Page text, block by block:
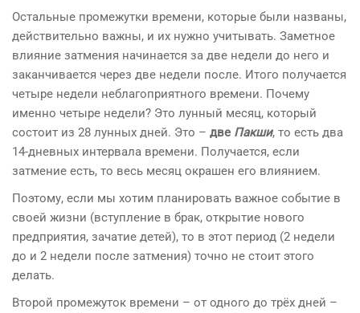
Остальные промежутки времени, которые были названы,
действительно важны, и их нужно учитывать. Заметное
влияние затмения начинается за две недели до него и
заканчивается через две недели после. Итого получается
четыре недели неблагоприятного времени. Почему
именно четыре недели? Это лунный месяц, который
состоит из 28 лунных дней. Это – две Пакши, то есть два
14-дневных интервала времени. Получается, если
затмение есть, то весь месяц окрашен его влиянием.
Поэтому, если мы хотим планировать важное событие в
своей жизни (вступление в брак, открытие нового
предприятия, зачатие детей), то в этот период (2 недели
до и 2 недели после затмения) точно не стоит этого
делать.
Второй промежуток времени – от одного до трёх дней –